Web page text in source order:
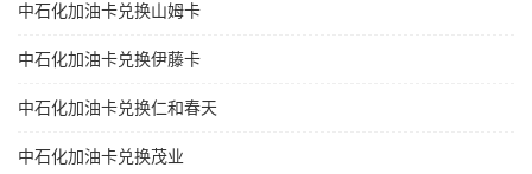
中石化加油卡兑换山姆卡
中石化加油卡兑换伊藤卡
中石化加油卡兑换仁和春天
中石化加油卡兑换茂业